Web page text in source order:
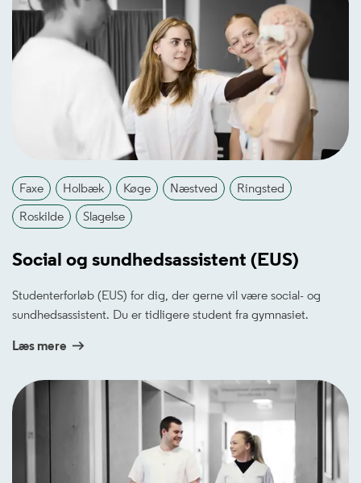
Faxe Holbæk Køge Næstved
Ringsted
Roskilde
Slagelse
Social og sundhedsassistent (EUS)
Studenterforløb (EUS) for dig, der gerne vil være social- og
sundhedsassistent. Du er tidligere student fra gymnasiet.
Læs mere